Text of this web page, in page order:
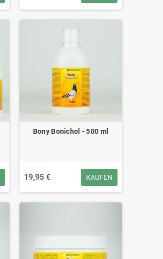
Bony Bonichol - 500 ml
19,95 € KAUFEN